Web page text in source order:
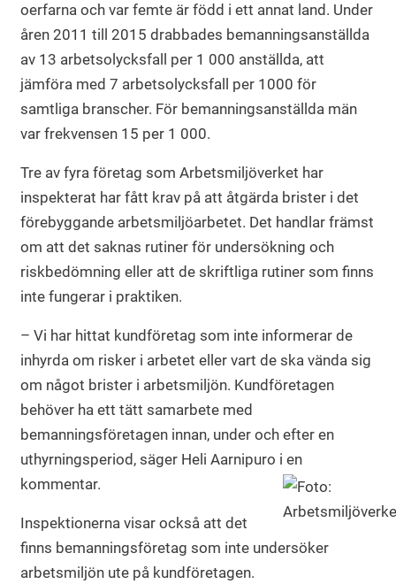
oerfarna och var femte är född i ett annat land. Under
åren 2011 till 2015 drabbades bemanningsanställda
av 13 arbetsolycksfall per 1 000 anställda, att
jämföra med 7 arbetsolycksfall per 1000 för
samtliga branscher. För bemanningsanställda män
var frekvensen 15 per 1 000.
Tre av fyra företag som Arbetsmiljöverket har
inspekterat har fått krav på att åtgärda brister i det
förebyggande arbetsmiljöarbetet. Det handlar främst
om att det saknas rutiner för undersökning och
riskbedömning eller att de skriftliga rutiner som finns
inte fungerar i praktiken.
– Vi har hittat kundföretag som inte informerar de
inhyrda om risker i arbetet eller vart de ska vända sig
om något brister i arbetsmiljön. Kundföretagen
behöver ha ett tätt samarbete med
bemanningsföretagen innan, under och efter en
uthyrningsperiod, säger Heli Aarnipuro i en
kommentar.
Inspektionerna visar också att det
finns bemanningsföretag som inte undersöker
arbetsmiljön ute på kundföretagen.